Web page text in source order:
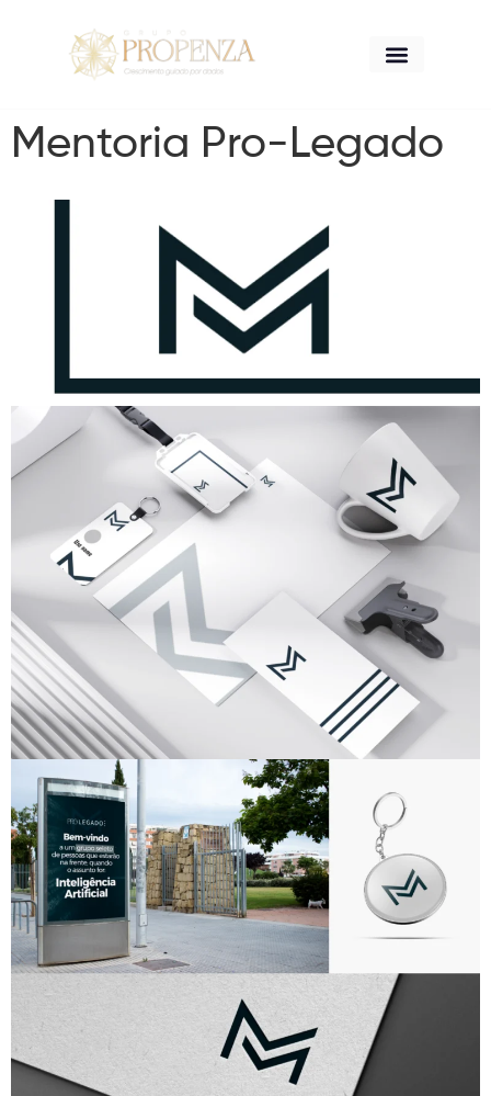
Mentoria Pro-Legado